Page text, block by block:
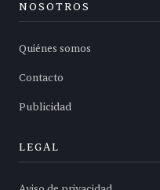
NOSOTROS
Quiénes somos
Contacto
Publicidad
LEGAL